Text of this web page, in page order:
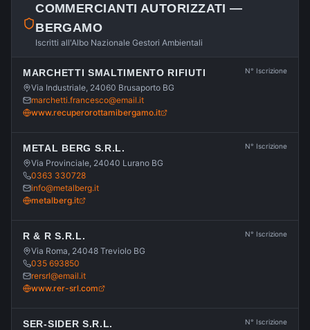
COMMERCIANTI AUTORIZZATI —
BERGAMO
Iscritti all'Albo Nazionale Gestori Ambientali
MARCHETTI SMALTIMENTO RIFIUTI
Via Industriale, 24060 Brusaporto BG
marchetti.francesco@email.it
www.recuperorottamibergamo.it
N° Iscrizione
METAL BERG S.R.L.
Via Provinciale, 24040 Lurano BG
0363 330728
info@metalberg.it
metalberg.it
N° Iscrizione
R & R S.R.L.
Via Roma, 24048 Treviolo BG
035 693850
rersrl@email.it
www.rer-srl.com
N° Iscrizione
SER-SIDER S.R.L. N° Iscrizione